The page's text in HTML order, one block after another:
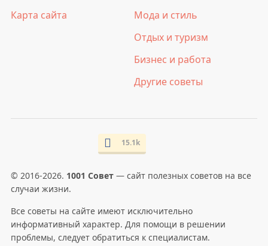
Карта сайта
Мода и стиль
Отдых и туризм
Бизнес и работа
Другие советы
15.1k
© 2016-2026. 1001 Совет— сайт полезных советов на все
случаи жизни.
Все советы на сайте имеют исключительно
информативный характер. Для помощи в решении
проблемы, следует обратиться к специалистам.